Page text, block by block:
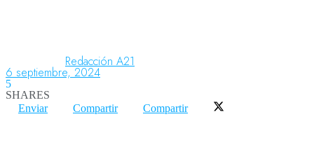
Redacción A21
6 septiembre, 2024
5
SHARES
Enviar
Compartir Compartir